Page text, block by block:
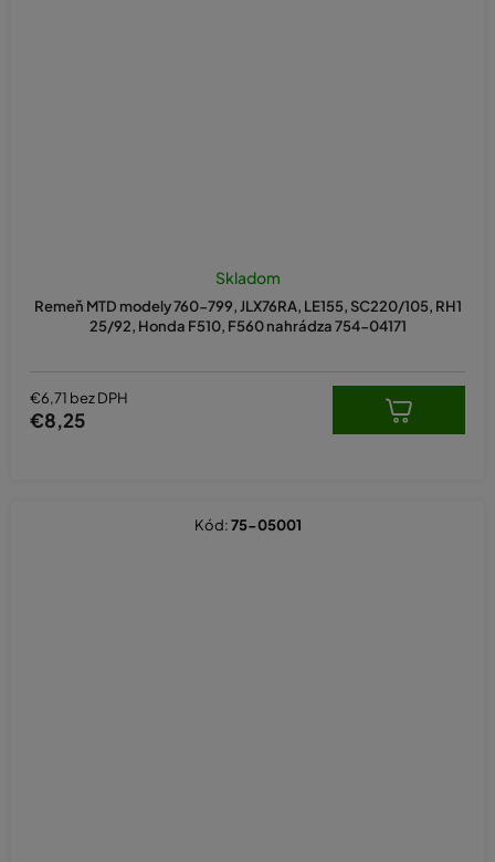
Remeň MTD modely 760-799, JLX76RA, LE155, SC220/105, RH1
25/92, Honda F510, F560 nahrádza 754-04171
Skladom
€6,71 bez DPH
€8,25
Kód:75-05001